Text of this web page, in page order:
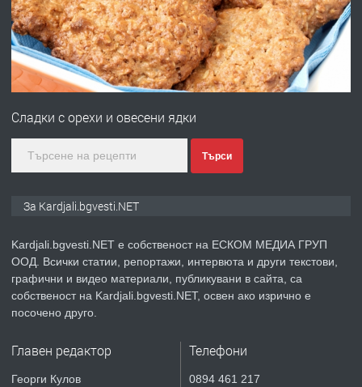
преди 7 месеца
ПРЕДЛАГА
Гараж под наем в супер център
на язовир Студен кладенец 331м2 |
преди 1 година
ПРЕДЛАГА
Курс
Сладки с орехи и овесени ядки
Търси
За Kardjali.bgvesti.NET
Kardjali.bgvesti.NET е собственост на ЕСКОМ МЕДИА ГРУП
ООД. Всички статии, репортажи, интервюта и други текстови,
графични и видео материали, публикувани в сайта, са
собственост на Kardjali.bgvesti.NET, освен ако изрично е
посочено друго.
Главен редактор
Георги Кулов
Телефони
0894 461 217